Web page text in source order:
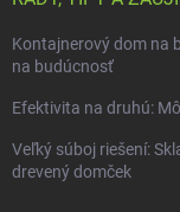
Kontajnerový dom na
na budúcnosť
Efektivita na druhú:
Veľký súboj riešení:
drevený domček